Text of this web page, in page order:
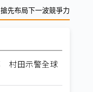
先布局下一波競爭力
村田示警全球